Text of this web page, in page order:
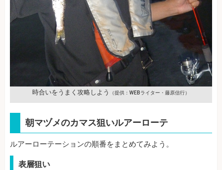
時合いをうまく攻略しよう （提供：WEBライター・藤原信行）
朝マヅメのカマス狙いルアーローテ
ルアーローテーションの順番をまとめてみよう。
表層狙い